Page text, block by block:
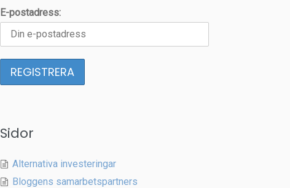
E-postadress:
Sidor
Alternativa investeringar
Bloggens samarbetspartners